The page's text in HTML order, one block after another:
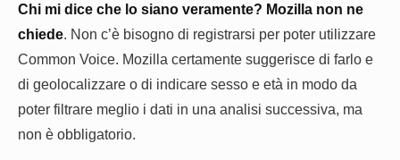
Chi mi dice che lo siano veramente? Mozilla non ne
chiede. Non c’è bisogno di registrarsi per poter utilizzare
Common Voice. Mozilla certamente suggerisce di farlo e
di geolocalizzare o di indicare sesso e età in modo da
poter filtrare meglio i dati in una analisi successiva, ma
non è obbligatorio.